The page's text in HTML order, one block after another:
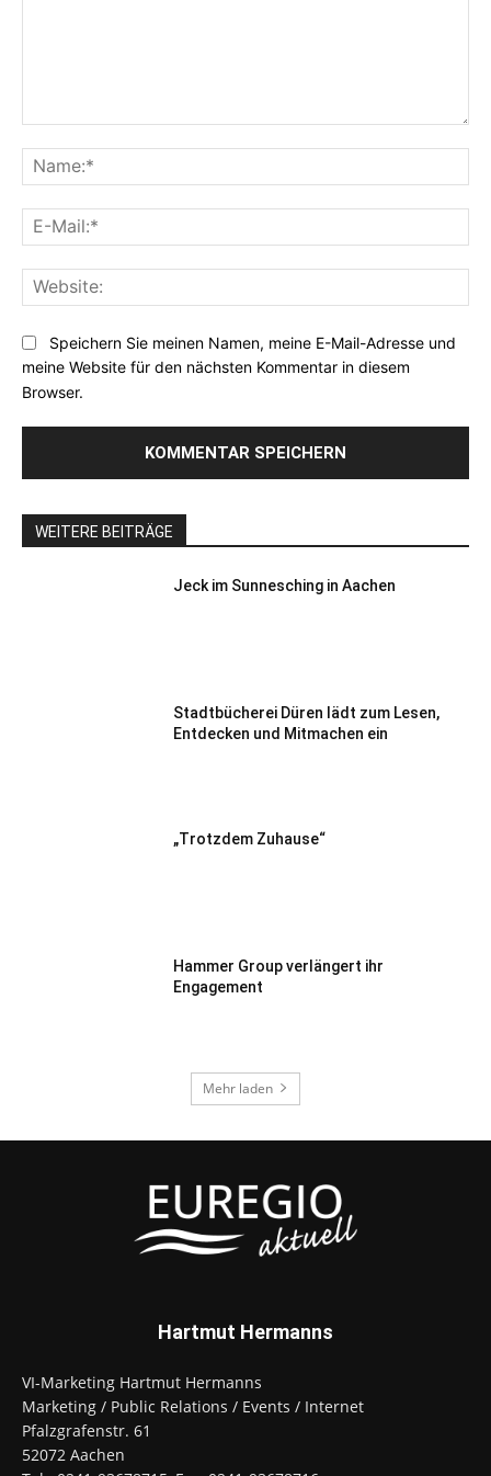
Speichern Sie meinen Namen, meine E-Mail-Adresse und
meine Website für den nächsten Kommentar in diesem
Browser.
WEITERE BEITRÄGE
Jeck im Sunnesching in Aachen
Stadtbücherei Düren lädt zum Lesen,
Entdecken und Mitmachen ein
„Trotzdem Zuhause“
Hammer Group verlängert ihr
Engagement
Mehr laden
Hartmut Hermanns
VI-Marketing Hartmut Hermanns
Marketing / Public Relations / Events / Internet
Pfalzgrafenstr. 61
52072 Aachen